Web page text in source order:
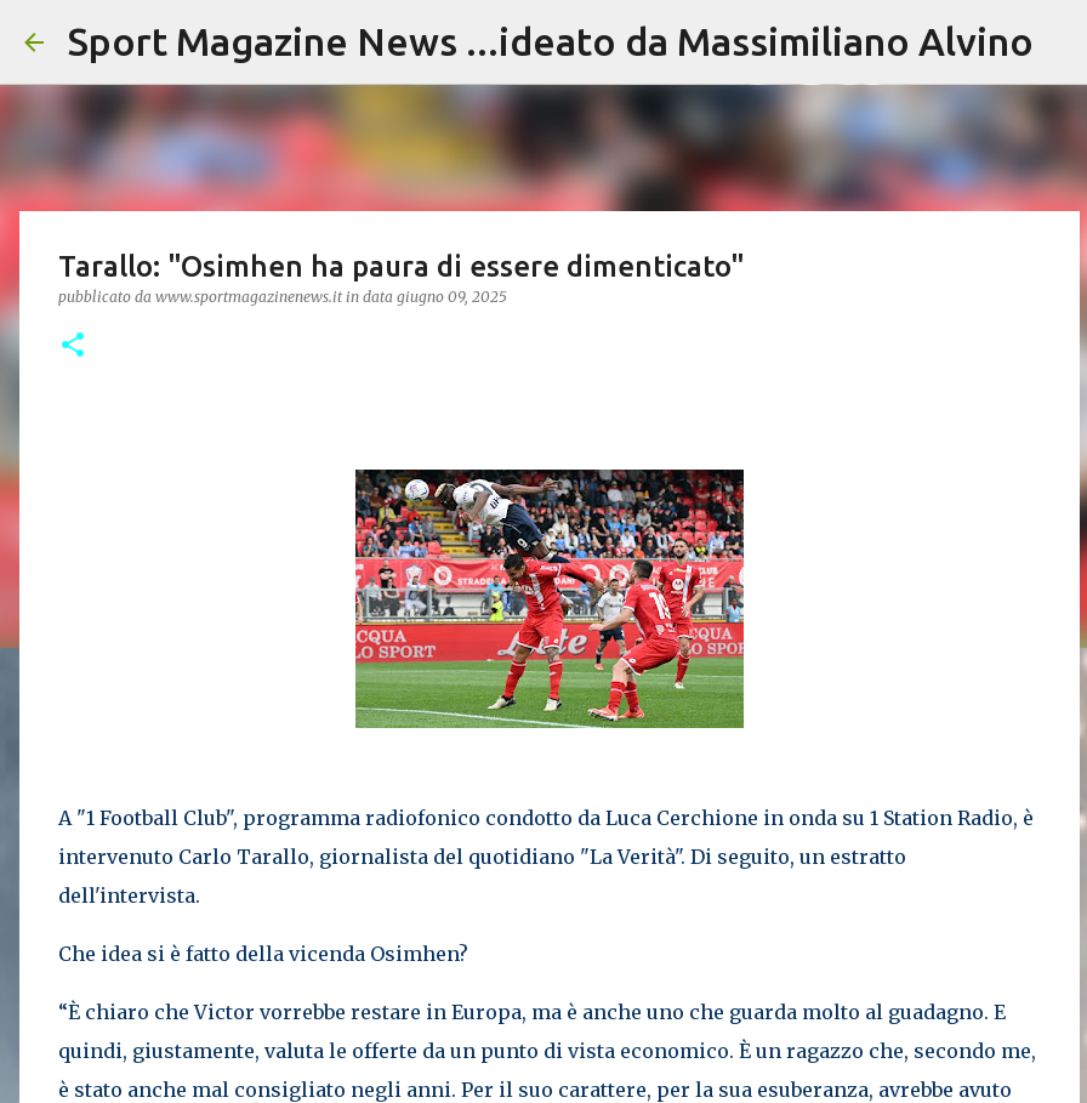
Passa ai contenuti principali
Sport Magazine News ...ideato da Massimiliano Alvino
Tarallo: "Osimhen ha paura di essere dimenticato"
pubblicato da www.sportmagazinenews.it in data giugno 09, 2025
A "1 Football Club", programma radiofonico condotto da Luca Cerchione in onda su 1 Station Radio, è
intervenuto Carlo Tarallo, giornalista del quotidiano "La Verità". Di seguito, un estratto
dell'intervista.
Che idea si è fatto della vicenda Osimhen?
“È chiaro che Victor vorrebbe restare in Europa, ma è anche uno che guarda molto al guadagno. E
quindi, giustamente, valuta le offerte da un punto di vista economico. È un ragazzo che, secondo me,
è stato anche mal consigliato negli anni. Per il suo carattere, per la sua esuberanza, avrebbe avuto